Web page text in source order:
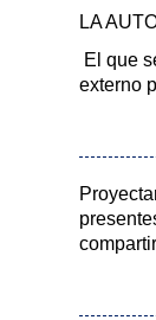
LA
El que
externo